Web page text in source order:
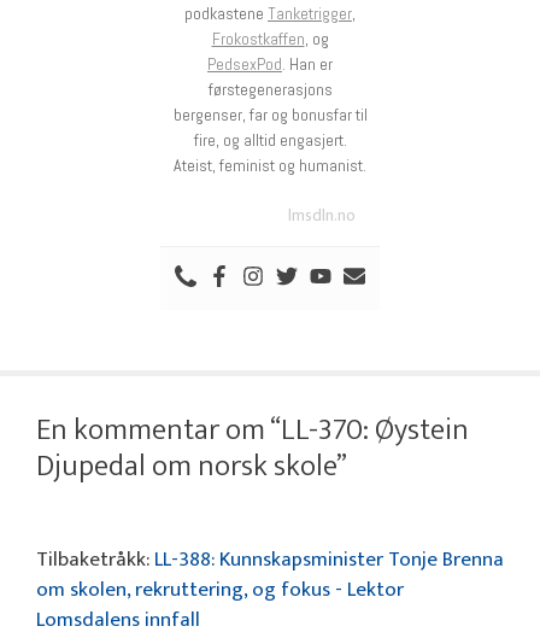
podkastene Tanketrigger,
Frokostkaffen, og
PedsexPod. Han er
førstegenerasjons
bergenser, far og bonusfar til
fire, og alltid engasjert.
Ateist, feminist og humanist.
lmsdln.no
En kommentar om “LL-370: Øystein
Djupedal om norsk skole”
Tilbaketråkk:LL-388: Kunnskapsminister Tonje Brenna
om skolen, rekruttering, og fokus - Lektor
Lomsdalens innfall